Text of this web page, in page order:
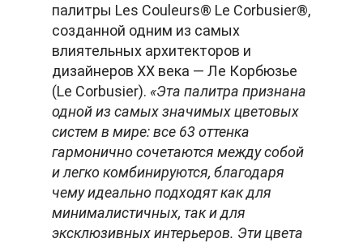
палитры Les Couleurs® Le Corbusier®,
созданной одним из самых
влиятельных архитекторов и
дизайнеров XX века — Ле Корбюзье
(Le Corbusier). «Эта палитра признана
одной из самых значимых цветовых
систем в мире: все 63 оттенка
гармонично сочетаются между собой
и легко комбинируются, благодаря
чему идеально подходят как для
минималистичных, так и для
эксклюзивных интерьеров. Эти цвета